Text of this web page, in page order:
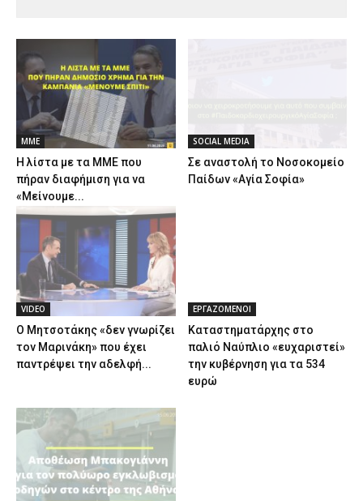
ΜΜΕ
Η λίστα με τα ΜΜΕ που
πήραν διαφήμιση για να
«Μείνουμε...
SOCIAL MEDIA
Σε αναστολή το Νοσοκομείο
Παίδων «Αγία Σοφία»
VIDEO
Ο Μητσοτάκης «δεν γνωρίζει
τον Μαρινάκη» που έχει
παντρέψει την αδελφή...
ΕΡΓΑΖΟΜΕΝΟΙ
Καταστηματάρχης στο
παλιό Ναύπλιο «ευχαριστεί»
την κυβέρνηση για τα 534
ευρώ